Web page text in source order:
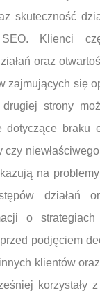
skuteczność
Klienci
oraz
zajmujących się
strony
dotyczące braku
czy
na
działań
o strategiach
podjęciem
klientów
korzystały